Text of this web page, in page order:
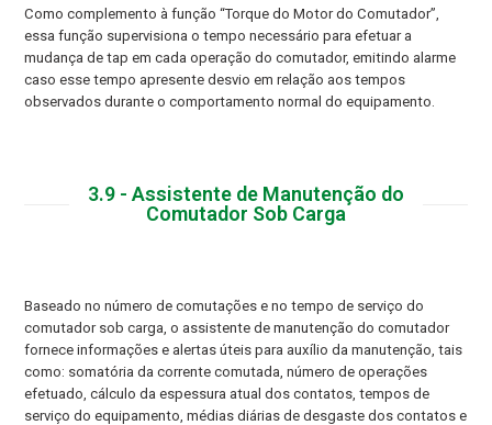
Como complemento à função “Torque do Motor do Comutador”,
essa função supervisiona o tempo necessário para efetuar a
mudança de tap em cada operação do comutador, emitindo alarme
caso esse tempo apresente desvio em relação aos tempos
observados durante o comportamento normal do equipamento.
3.9 - Assistente de Manutenção do
Comutador Sob Carga
Baseado no número de comutações e no tempo de serviço do
comutador sob carga, o assistente de manutenção do comutador
fornece informações e alertas úteis para auxílio da manutenção, tais
como: somatória da corrente comutada, número de operações
efetuado, cálculo da espessura atual dos contatos, tempos de
serviço do equipamento, médias diárias de desgaste dos contatos e